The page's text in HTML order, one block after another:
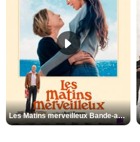
Les Matins merveilleux Bande-annonce VF